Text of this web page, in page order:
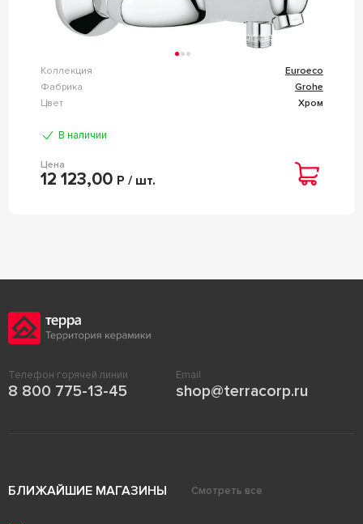
Коллекция
Euroeco
Фабрика
Grohe
Цвет
Хром
В наличии
Цена
12 123,00 Р / шт.
Телефон горячей линии
8 800 775-13-45
Email
shop@terracorp.ru
БЛИЖАЙШИЕ МАГАЗИНЫ Смотреть все